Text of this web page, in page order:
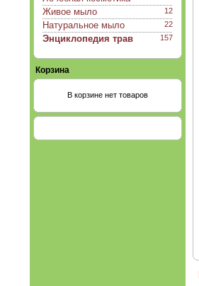
12
Живое мыло
22
Натуральное мыло
157
Энциклопедия трав
Корзина
В корзине нет товаров